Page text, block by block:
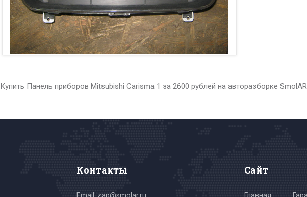
Купить Панель приборов Mitsubishi Carisma 1 за 2600 рублей на авторазборке
Контакты Сайт